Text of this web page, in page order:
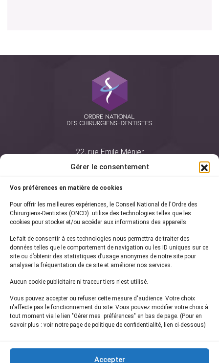
Gérer le consentement
Vos préférences en matière de cookies
Pour offrir les meilleures expériences, le Conseil National de l'Ordre des
Chirurgiens-Dentistes (ONCD) utilise des technologies telles que les
cookies pour stocker et/ou accéder aux informations des appareils.
Le fait de consentir à ces technologies nous permettra de traiter des
données telles que le comportement de navigation ou les ID uniques sur ce
site ou d’obtenir des statistiques d’usage anonymes de notre site pour
analyser la fréquentation de ce site et améliorer nos services.
Aucun cookie publicitaire ni traceur tiers n'est utilisé.
Vous pouvez accepter ou refuser cette mesure d'audience. Votre choix
n'affecte pas le fonctionnement du site. Vous pouvez modifier votre choix à
tout moment via le lien "Gérer mes préférences" en bas de page. (Pour en
savoir plus : voir notre page de politique de confidentialité, lien ci-dessous)
Accepter
22, rue Emile Ménier
75761 Paris Cedex 16
01 44 34 78 80
courrier@oncd.org
Actualités
Presse
Informations légales
Plan du site
Inscrivez-vous à notrenewsletter